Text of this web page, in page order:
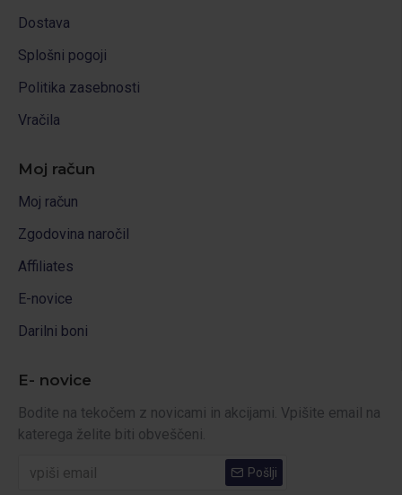
Dostava
Splošni pogoji
Politika zasebnosti
Vračila
Moj račun
Moj račun
Zgodovina naročil
Affiliates
E-novice
Darilni boni
E- novice
Bodite na tekočem z novicami in akcijami. Vpišite email na
katerega želite biti obveščeni.
Pošlji